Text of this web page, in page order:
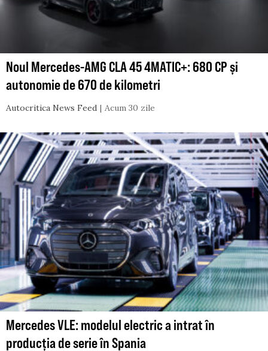
Noul Mercedes-AMG CLA 45 4MATIC+: 680 CP și
autonomie de 670 de kilometri
Autocritica News Feed Acum 30 zile
Mercedes VLE: modelul electric a intrat în
producția de serie în Spania